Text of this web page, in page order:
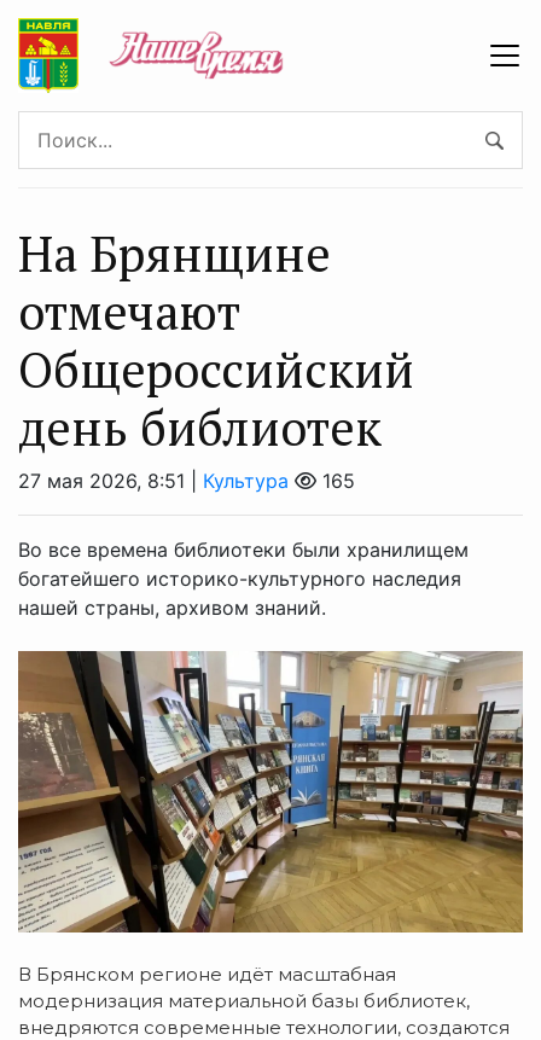
На Брянщине
отмечают
Общероссийский
день библиотек
27 мая 2026, 8:51 | Культура 165
Во все времена библиотеки были хранилищем
богатейшего историко-культурного наследия
нашей страны, архивом знаний.
В Брянском регионе идёт масштабная
модернизация материальной базы библиотек,
внедряются современные технологии, создаются